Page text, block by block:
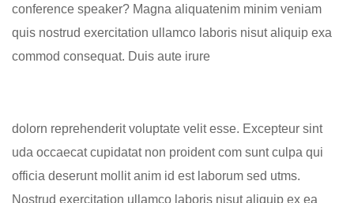
conference speaker? Magna aliquatenim minim veniam
quis nostrud exercitation ullamco laboris nisut aliquip exa
commod consequat. Duis aute irure
dolorn reprehenderit voluptate velit esse. Excepteur sint
uda occaecat cupidatat non proident com sunt culpa qui
officia deserunt mollit anim id est laborum sed utms.
Nostrud exercitation ullamco laboris nisut aliquip ex ea